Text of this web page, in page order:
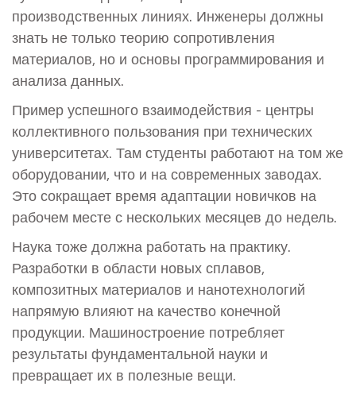
производственных линиях. Инженеры должны
знать не только теорию сопротивления
материалов, но и основы программирования и
анализа данных.
Пример успешного взаимодействия - центры
коллективного пользования при технических
университетах. Там студенты работают на том же
оборудовании, что и на современных заводах.
Это сокращает время адаптации новичков на
рабочем месте с нескольких месяцев до недель.
Наука тоже должна работать на практику.
Разработки в области новых сплавов,
композитных материалов и нанотехнологий
напрямую влияют на качество конечной
продукции. Машиностроение потребляет
результаты фундаментальной науки и
превращает их в полезные вещи.